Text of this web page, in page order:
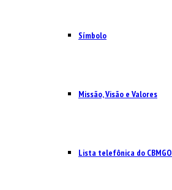
Símbolo
Missão, Visão e Valores
Lista telefônica do CBMGO